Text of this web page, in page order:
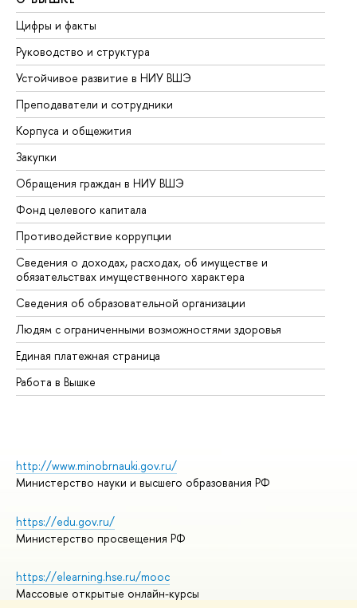
Цифры и факты
Руководство и структура
Устойчивое развитие в НИУ ВШЭ
Преподаватели и сотрудники
Корпуса и общежития
Закупки
Обращения граждан в НИУ ВШЭ
Фонд целевого капитала
Противодействие коррупции
Сведения о доходах, расходах, об имуществе и
обязательствах имущественного характера
Сведения об образовательной организации
Людям с ограниченными возможностями здоровья
Единая платежная страница
Работа в Вышке
http://www.minobrnauki.gov.ru/
Министерство науки и высшего образования РФ
https://edu.gov.ru/
Министерство просвещения РФ
https://elearning.hse.ru/mooc
Массовые открытые онлайн-курсы